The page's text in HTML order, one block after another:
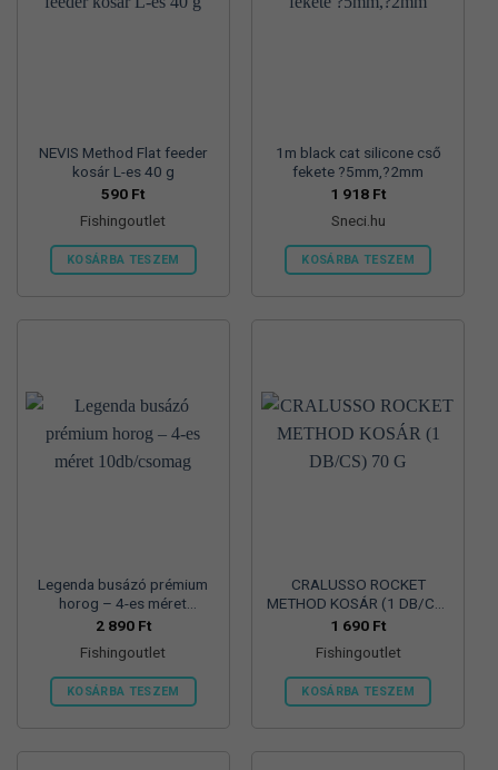
NEVIS Method Flat feeder
kosár L-es 40 g
590 Ft
Fishingoutlet
KOSÁRBA TESZEM
1m black cat silicone cső
fekete ?5mm,?2mm
1 918 Ft
Sneci.hu
KOSÁRBA TESZEM
Legenda busázó prémium
horog – 4-es méret
10db/csomag
2 890 Ft
Fishingoutlet
KOSÁRBA TESZEM
CRALUSSO ROCKET
METHOD KOSÁR (1 DB/CS)
70 G
1 690 Ft
Fishingoutlet
KOSÁRBA TESZEM